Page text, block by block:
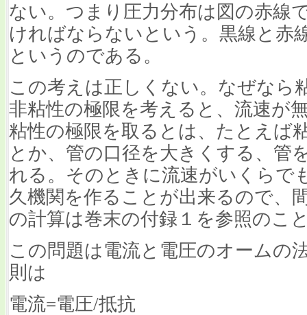
ない。つまり圧力分布は図の赤線
ければならないという。黒線と赤
というのである。
この考えは正しくない。なぜなら
非粘性の極限を考えると、流速が
粘性の極限を取るとは、たとえば
とか、管の口径を大きくする、管
れる。そのときに流速がいくらで
久機関を作ることが出来るので、
の計算は巻末の付録１を参照のこ
この問題は電流と電圧のオームの
則は
電流=電圧/抵抗